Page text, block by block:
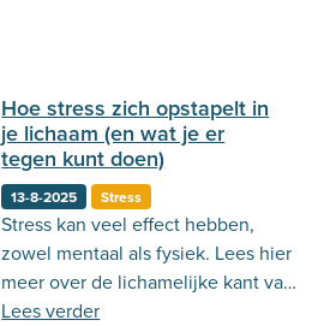
Hoe stress zich opstapelt in
je lichaam (en wat je er
tegen kunt doen)
13-8-2025 Stress
Stress kan veel effect hebben,
zowel mentaal als fysiek. Lees hier
meer over de lichamelijke kant van
stress.
Lees verder